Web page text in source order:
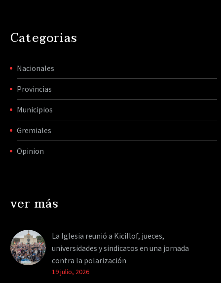
Categorias
Nacionales
Provincias
Municipios
Gremiales
Opinion
ver más
La Iglesia reunió a Kicillof, jueces,
universidades y sindicatos en una jornada
contra la polarización
19 julio, 2026